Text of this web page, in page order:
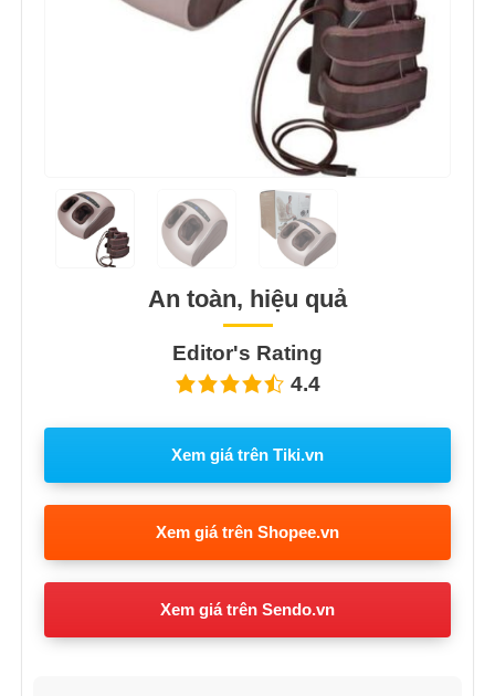
An toàn, hiệu quả
Editor's Rating
4.4
Xem giá trên Tiki.vn
Xem giá trên Shopee.vn
Xem giá trên Sendo.vn